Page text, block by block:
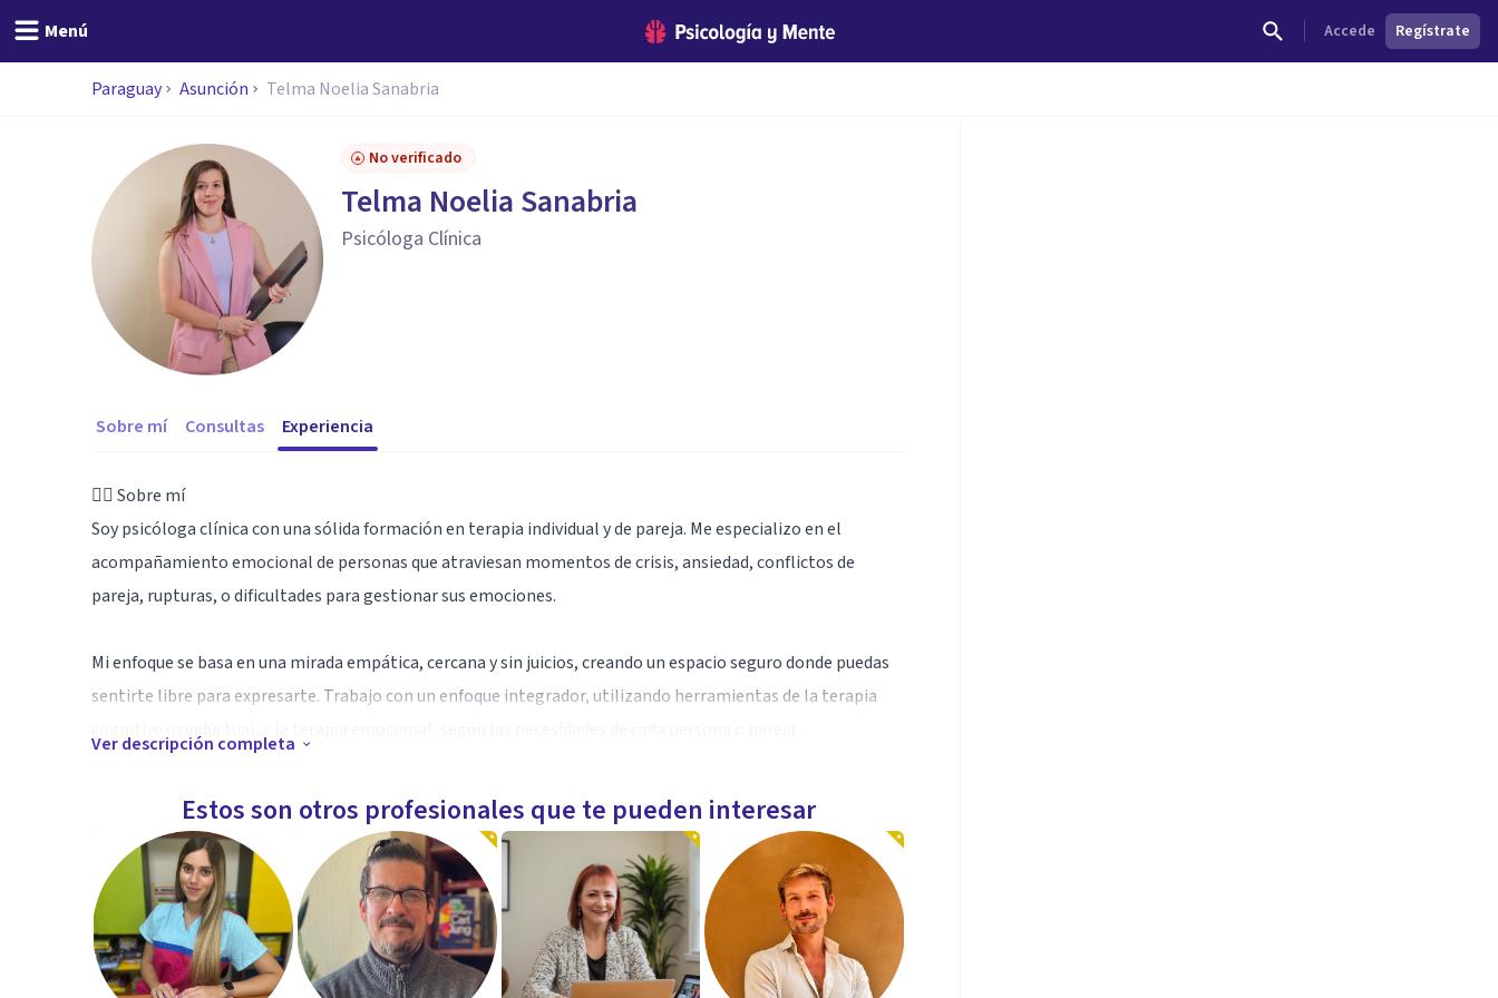
Menú Accede Regístrate
Paraguay Asunción Telma Noelia Sanabria
No verificado
Telma Noelia Sanabria
Psicóloga Clínica
Sobre mí Consultas Experiencia
👩‍⚕️ Sobre mí
Soy psicóloga clínica con una sólida formación en terapia individual y de pareja. Me especializo en el
acompañamiento emocional de personas que atraviesan momentos de crisis, ansiedad, conflictos de
pareja, rupturas, o dificultades para gestionar sus emociones.
Mi enfoque se basa en una mirada empática, cercana y sin juicios, creando un espacio seguro donde puedas
sentirte libre para expresarte. Trabajo con un enfoque integrador, utilizando herramientas de la terapia
💬 ¿Cómo puedo ayudarte?
✅ Ansiedad, estrés y ataques de pánico
✅ Crisis emocionales o existenciales
✅ Problemas de autoestima o inseguridad
✅ Terapia de pareja: comunicación, celos, confianza, rupturas
✅ Duelos, separaciones, procesos de cambio
Ver descripción completa
Estos son otros profesionales que te pueden interesar